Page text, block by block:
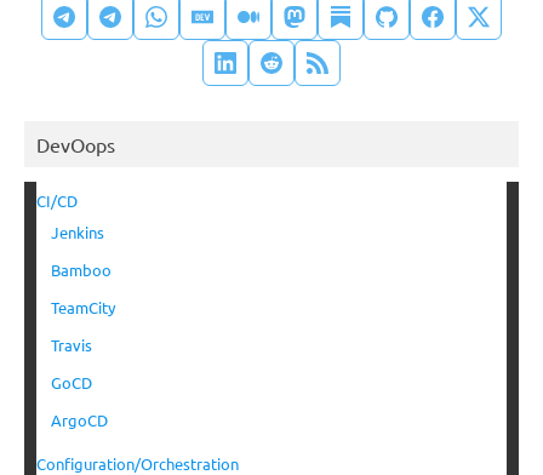
DevOops
CI/CD
Jenkins
Bamboo
TeamCity
Travis
GoCD
ArgoCD
Configuration/Orchestration